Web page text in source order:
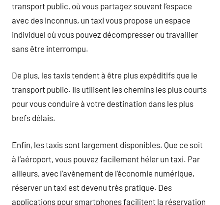
transport public, où vous partagez souvent l’espace
avec des inconnus, un taxi vous propose un espace
individuel où vous pouvez décompresser ou travailler
sans être interrompu.
De plus, les taxis tendent à être plus expéditifs que le
transport public. Ils utilisent les chemins les plus courts
pour vous conduire à votre destination dans les plus
brefs délais.
Enfin, les taxis sont largement disponibles. Que ce soit
à l’aéroport, vous pouvez facilement héler un taxi. Par
ailleurs, avec l’avènement de l’économie numérique,
réserver un taxi est devenu très pratique. Des
applications pour smartphones facilitent la réservation